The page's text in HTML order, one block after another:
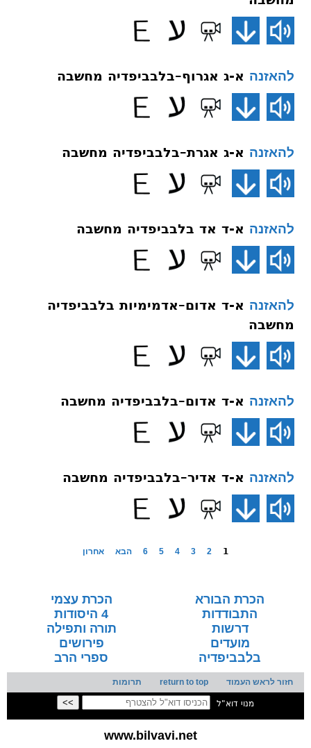
להאזנה א-ג אגרוף–בלבביפדיה מחשבה
להאזנה א-ג אגרת–בלבביפדיה מחשבה
להאזנה א-ד אד בלבביפדיה מחשבה
להאזנה א-ד אדום–אדמימיות בלבביפדיה
מחשבה
להאזנה א-ד אדום–בלבביפדיה מחשבה
להאזנה א-ד אדיר–בלבביפדיה מחשבה
1
2
3
4
5
6 הבא אחרון
הכרת הבורא
הכרת עצמי
התבודדות
4 היסודות
דרשות
תורה ותפילה
מועדים
פירושים
בלבביפדיה
ספרי הרב
חזור לראש העמוד return to top תרומות
מנוי דוא"ל
www.bilvavi.net